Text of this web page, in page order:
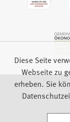
Impressum
Diese Seite
Webseite zu
erheben. Sie